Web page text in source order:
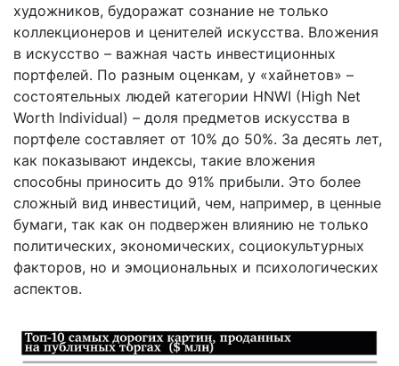
художников, будоражат сознание не только
коллекционеров и ценителей искусства. Вложения
в искусство – важная часть инвестиционных
портфелей. По разным оценкам, у «хайнетов» –
состоятельных людей категории HNWI (High Net
Worth Individual) – доля предметов искусства в
портфеле составляет от 10% до 50%. За десять лет,
как показывают индексы, такие вложения
способны приносить до 91% прибыли. Это более
сложный вид инвестиций, чем, например, в ценные
бумаги, так как он подвержен влиянию не только
политических, экономических, социокультурных
факторов, но и эмоциональных и психологических
аспектов.